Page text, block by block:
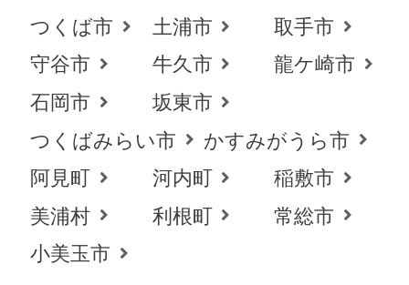
つくば市 土浦市
取手市
守谷市
牛久市
龍ケ崎市
石岡市
坂東市
つくばみらい市
かすみがうら市
阿見町
河内町
稲敷市
美浦村
利根町
常総市
小美玉市